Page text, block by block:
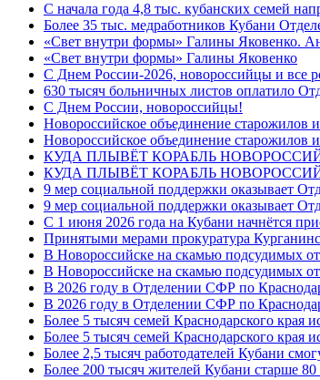
С начала года 4,8 тыс. кубанских семей
Более 35 тыс. медработников Кубани
«Свет внутри формы» Галины Яковенко.
«Свет внутри формы» Галины Яковенко
C Днем России-2026, новороссийцы и все
630 тысяч больничных листов оплатило
C Днем России, новороссийцы!
Новороссийское объединение старожилов
Новороссийское объединение старожилов
КУДА ПЛЫВЁТ КОРАБЛЬ
КУДА ПЛЫВЁТ КОРАБЛЬ
9 мер социальной поддержки оказывает
9 мер социальной поддержки оказывает
С 1 июня 2026 года на Кубани начнётся
Принятыми мерами прокуратура
В Новороссийске на скамью подсудимых
В Новороссийске на скамью подсудимых
В 2026 году в Отделении СФР по
В 2026 году в Отделении СФР по
Более 5 тысяч семей Краснодарского края
Более 5 тысяч семей Краснодарского края
Более 2,5 тысяч работодателей Кубани
Более 200 тысяч жителей Кубани старше